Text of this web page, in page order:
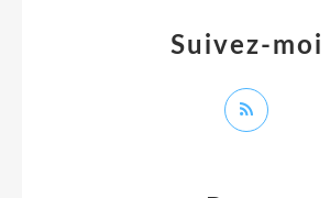
Suivez-moi